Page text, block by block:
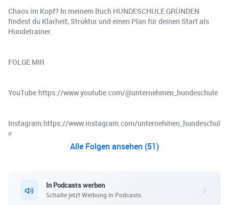
Chaos im Kopf? In meinem Buch HUNDESCHULE GRÜNDEN
findest du Klarheit, Struktur und einen Plan für deinen Start als
Hundetrainer.
FOLGE MIR
YouTube:https://www.youtube.com/@unternehmen_hundeschule
Instagram:https://www.instagram.com/unternehmen_hundeschul
e
Alle Folgen ansehen (51)
In Podcasts werben
Schalte jetzt Werbung in Podcasts.